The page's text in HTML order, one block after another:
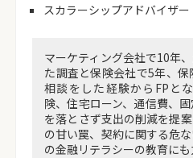
スカラーシップアドバイザー
マーケティング会社で10年
た調査と保険会社で5年、
相談をした経験からFPと
険、住宅ローン、通信費、
を落とさず支出の削減を提
の甘い罠、契約に関する危
の金融リテラシーの教育にも